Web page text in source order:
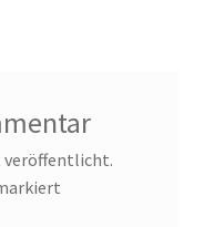
veröffentlicht.